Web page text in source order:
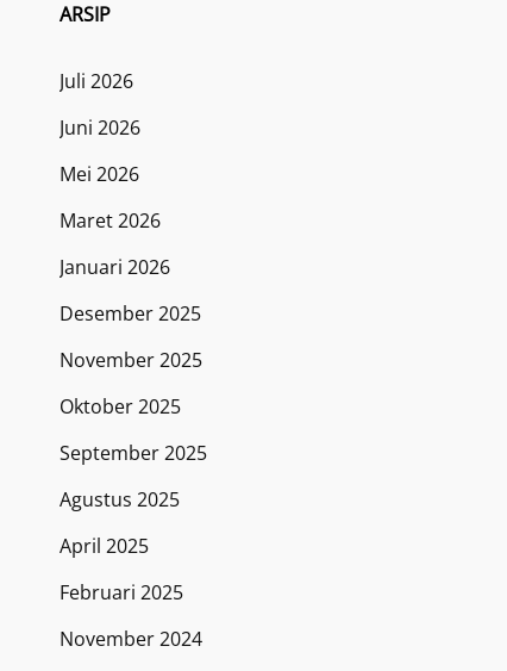
ARSIP
Juli 2026
Juni 2026
Mei 2026
Maret 2026
Januari 2026
Desember 2025
November 2025
Oktober 2025
September 2025
Agustus 2025
April 2025
Februari 2025
November 2024